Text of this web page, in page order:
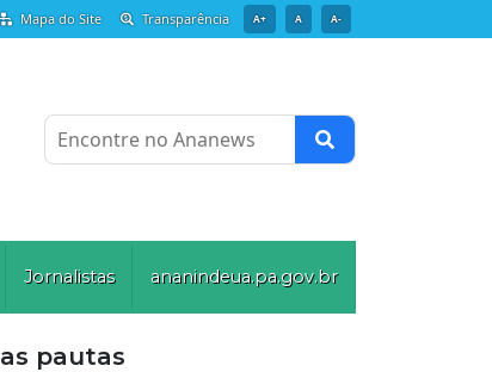
Mapa do Site Transparência A+ A A-
Encontre no Ananews
Jornalistas ananindeua.pa.gov.br
pautas